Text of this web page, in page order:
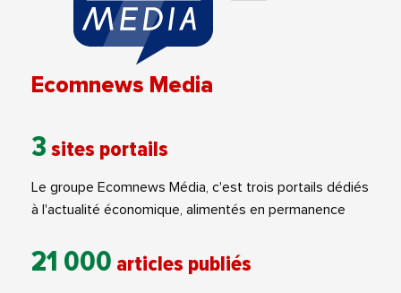
Ecomnews Media
3 sites portails
Le groupe Ecomnews Média, c'est trois portails dédiés
à l'actualité économique, alimentés en permanence
21 000 articles publiés